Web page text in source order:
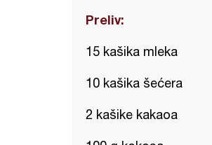
Preliv:
15 kašika mleka
10 kašika šećera
2 kašike kakaoa